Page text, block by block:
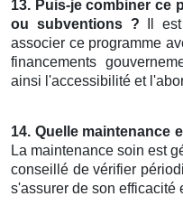
13. Puis-je combiner ce
ou subventions ? Il
associer ce programme
financements
ainsi l'accessibilité et
14. Quelle maintenance
La maintenance soin est
conseillé de vérifier
s'assurer de son efficacité